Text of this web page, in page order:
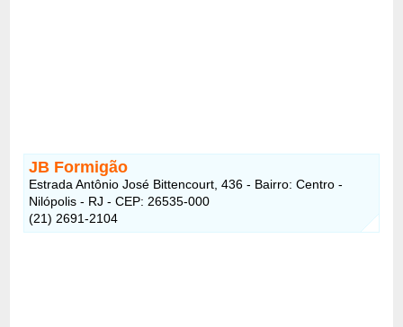
JB Formigão
Estrada Antônio José Bittencourt, 436 - Bairro: Centro -
Nilópolis - RJ - CEP: 26535-000
(21) 2691-2104